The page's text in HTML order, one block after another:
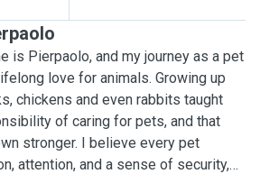
is Pierpaolo, and my journey as a pet
love for animals. Growing up
chickens and even rabbits taught
of caring for pets, and that
stronger. I believe every pet
attention, and a sense of security,